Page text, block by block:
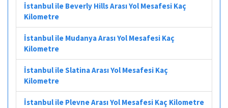
İstanbul ile Beverly Hills Arası Yol Mesafesi Kaç
Kilometre
İstanbul ile Mudanya Arası Yol Mesafesi Kaç
Kilometre
İstanbul ile Slatina Arası Yol Mesafesi Kaç
Kilometre
İstanbul ile Plevne Arası Yol Mesafesi Kaç Kilometre